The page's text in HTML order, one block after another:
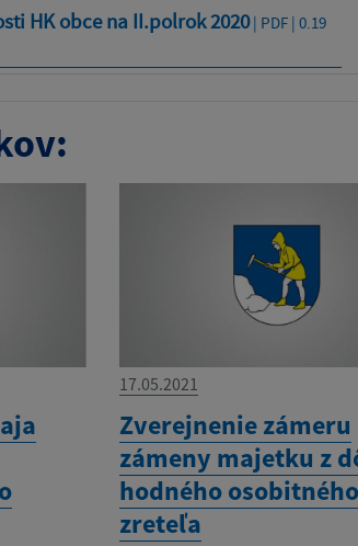
HK obce na II.polrok 2020| PDF | 0.19
17.05.2021
Zverejnenie zámeru
zámeny majetku z
hodného osobitného
zreteľa